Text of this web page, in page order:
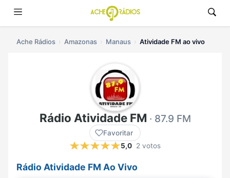
Ache Rádios Amazonas Manaus Atividade FM ao vivo
Rádio Atividade FM · 87.9 FM
Favoritar
5,0 2 votos
Rádio Atividade FM Ao Vivo